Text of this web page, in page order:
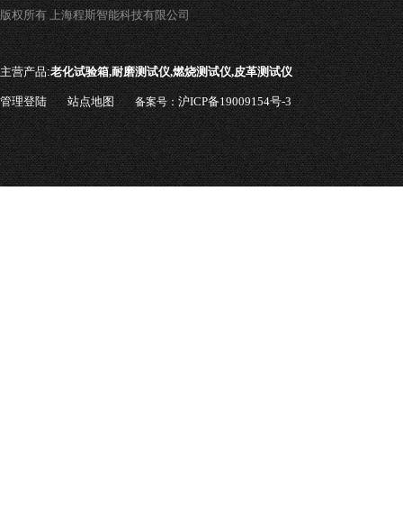
版权所有 上海程斯智能科技有限公司
主营产品:老化试验箱,耐磨测试仪,燃烧测试仪,皮革测试仪
管理登陆 站点地图 备案号：沪ICP备19009154号-3